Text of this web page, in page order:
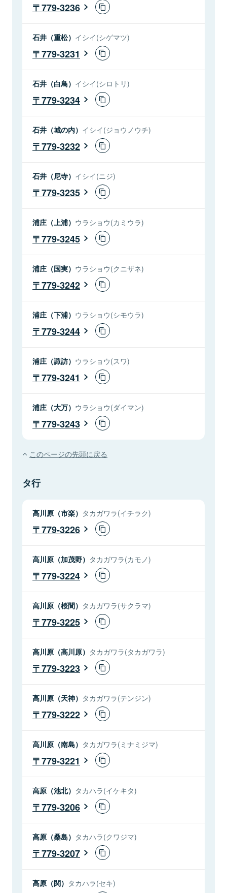
779-3236
石井（重松） イシイ(シゲマツ)
779-3231
石井（白鳥） イシイ(シロトリ)
779-3234
石井（城の内） イシイ(ジョウノウチ)
779-3232
石井（尼寺） イシイ(ニジ)
779-3235
浦庄（上浦） ウラショウ(カミウラ)
779-3245
浦庄（国実） ウラショウ(クニザネ)
779-3242
浦庄（下浦） ウラショウ(シモウラ)
779-3244
浦庄（諏訪） ウラショウ(スワ)
779-3241
浦庄（大万） ウラショウ(ダイマン)
779-3243
このページの先頭に戻る
タ行
高川原（市楽） タカガワラ(イチラク)
779-3226
高川原（加茂野） タカガワラ(カモノ)
779-3224
高川原（桜間） タカガワラ(サクラマ)
779-3225
高川原（高川原） タカガワラ(タカガワラ)
779-3223
高川原（天神） タカガワラ(テンジン)
779-3222
高川原（南島） タカガワラ(ミナミジマ)
779-3221
高原（池北） タカハラ(イケキタ)
779-3206
高原（桑島） タカハラ(クワジマ)
779-3207
高原（関） タカハラ(セキ)